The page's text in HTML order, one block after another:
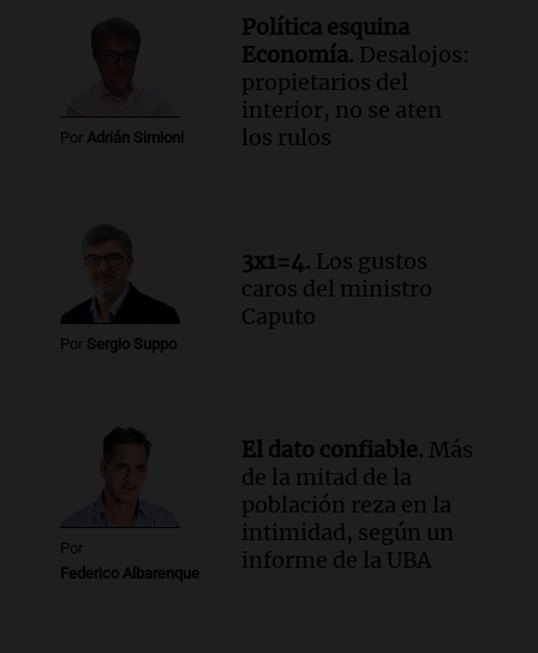
Audio.El Tesoro Nacional captura 12
billones de pesos y genera excedente de
liquidez de 4 billones
Panorama Federal
según San Ignacio de Loyola
Panorama Federal
Episodios
Audio.Tormentas y filtraciones: "El
agua entra por donde menos
Episodios
Por Adrián Simioni
Política esquina
Economía. Desalojos:
propietarios del
interior, no se aten
los rulos
Por Sergio Suppo
3x1=4. Los gustos
caros del ministro
Caputo
Por
Federico Albarenque
El dato confiable. Más
de la mitad de la
población reza en la
intimidad, según un
informe de la UBA